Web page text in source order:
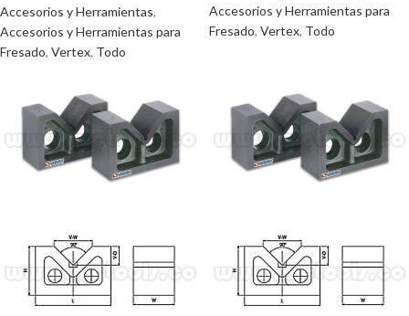
Accesorios y Herramientas,
Accesorios y Herramientas para
Fresado, Vertex, Todo
Accesorios y Herramientas para
Fresado, Vertex, Todo